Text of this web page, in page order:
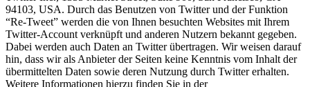
94103, USA. Durch das Benutzen von Twitter und der Funktion
“Re-Tweet” werden die von Ihnen besuchten Websites mit Ihrem
Twitter-Account verknüpft und anderen Nutzern bekannt gegeben.
Dabei werden auch Daten an Twitter übertragen. Wir weisen darauf
hin, dass wir als Anbieter der Seiten keine Kenntnis vom Inhalt der
übermittelten Daten sowie deren Nutzung durch Twitter erhalten.
Weitere Informationen hierzu finden Sie in der